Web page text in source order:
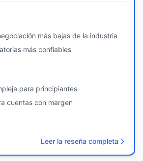
más bajas de la industria
más confiables
para principiantes
cuentas con margen
Leer la reseña completa